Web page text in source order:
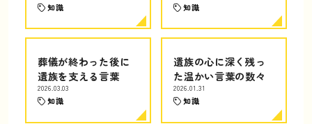
知識 知識
葬儀が終わった後に
遺族を支える言葉
2026.03.03
知識
遺族の心に深く残っ
た温かい言葉の数々
2026.01.31
知識